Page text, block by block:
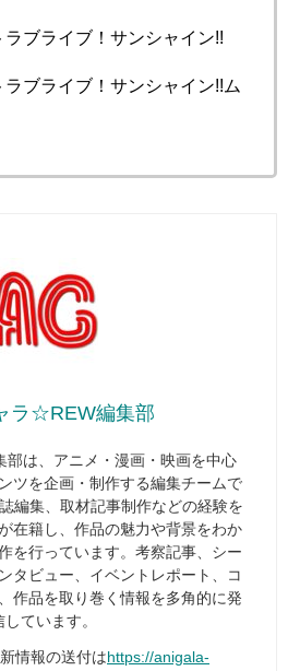
ブライブ！サンシャイン!!
ブライブ！サンシャイン!!ム
ラ☆REW編集部
は、アニメ・漫画・映画を中心
ツを企画・制作する編集チームで
編集、取材記事制作などの経験を
在籍し、作品の魅力や背景をわか
を行っています。考察記事、シー
タビュー、イベントレポート、コ
作品を取り巻く情報を多角的に発
しています。
情報の送付は https://anigala-